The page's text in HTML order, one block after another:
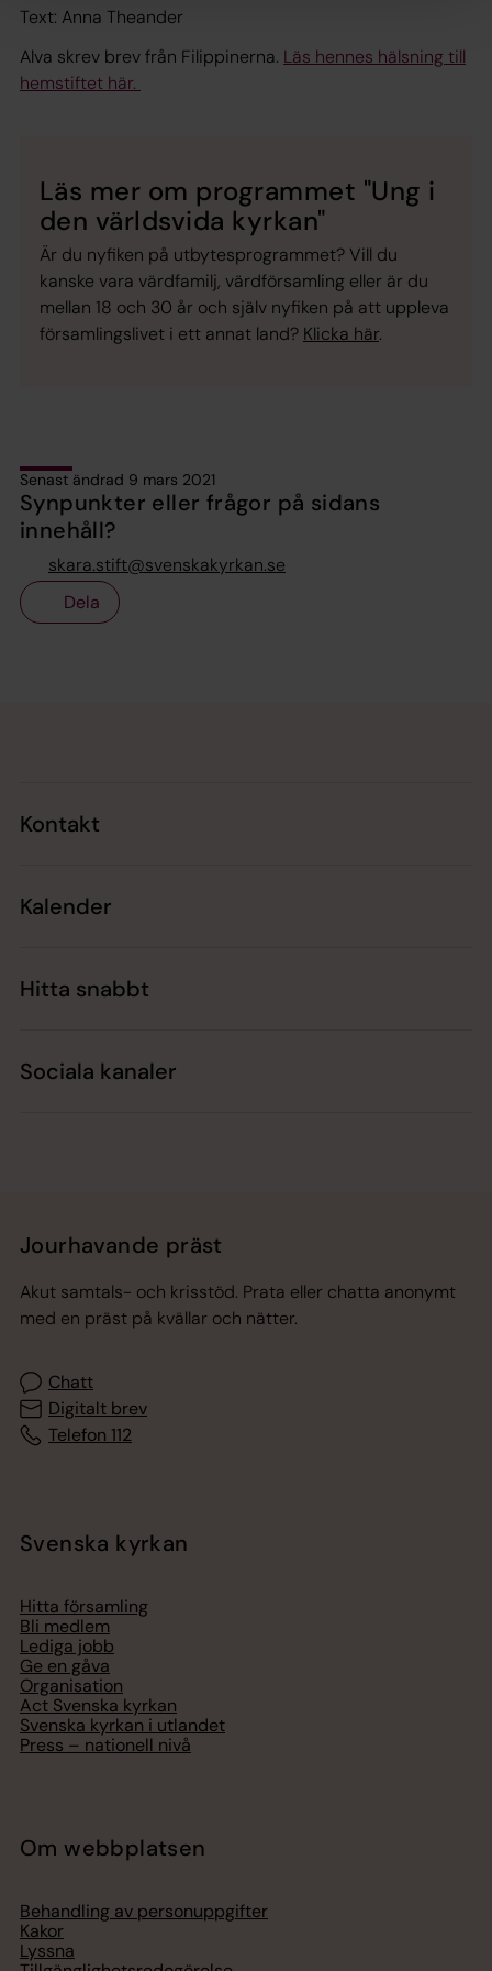
Text: Anna Theander
Alva skrev brev från Filippinerna. Läs hennes hälsning till
hemstiftet här.
Läs mer om programmet "Ung i
den världsvida kyrkan"
Är du nyfiken på utbytesprogrammet? Vill du
kanske vara värdfamilj, värdförsamling eller är du
mellan 18 och 30 år och själv nyfiken på att uppleva
församlingslivet i ett annat land? Klicka här.
Senast ändrad 9 mars 2021
Synpunkter eller frågor på sidans
innehåll?
skara.stift@svenskakyrkan.se
Dela
Kontakt
Kalender
Hitta snabbt
Sociala kanaler
Jourhavande präst
Akut samtals- och krisstöd. Prata eller chatta anonymt
med en präst på kvällar och nätter.
Chatt
Digitalt brev
Telefon 112
Svenska kyrkan
Hitta församling
Bli medlem
Lediga jobb
Ge en gåva
Organisation
Act Svenska kyrkan
Svenska kyrkan i utlandet
Press – nationell nivå
Om webbplatsen
Behandling av personuppgifter
Kakor
Lyssna